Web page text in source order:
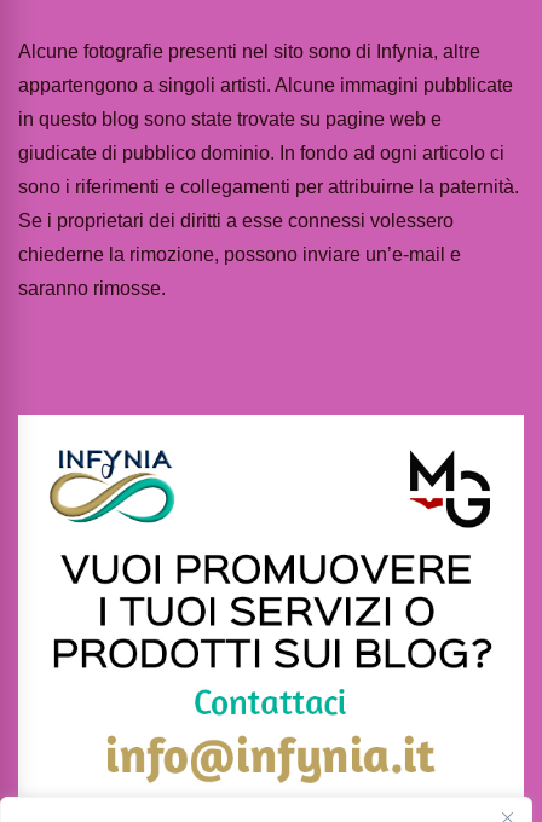
Alcune fotografie presenti nel sito sono di Infynia, altre
appartengono a singoli artisti. Alcune immagini pubblicate
in questo blog sono state trovate su pagine web e
giudicate di pubblico dominio. In fondo ad ogni articolo ci
sono i riferimenti e collegamenti per attribuirne la paternità.
Se i proprietari dei diritti a esse connessi volessero
chiederne la rimozione, possono inviare un’e-mail e
saranno rimosse.